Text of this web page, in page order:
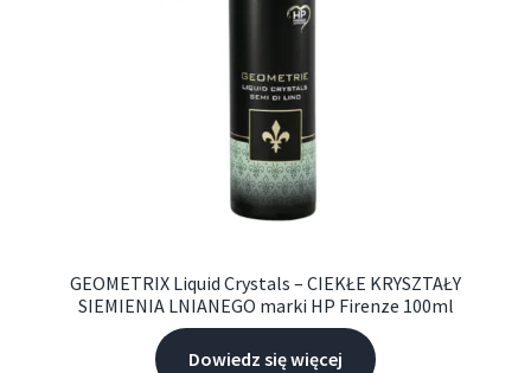
GEOMETRIX Liquid Crystals – CIEKŁE KRYSZTAŁY
SIEMIENIA LNIANEGO marki HP Firenze 100ml
Dowiedz się więcej